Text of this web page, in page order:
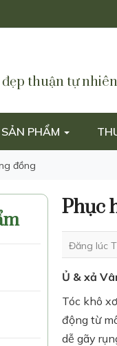
thuận tự nhiên
SẢN PHẨM
đồng
Phục
Đăng lúc
Ủ & xả
Tóc khô
động từ
dễ gãy